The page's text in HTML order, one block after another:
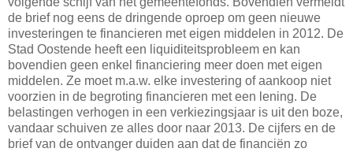
de brief nog eens de dringende oproep om geen nieuwe
investeringen te financieren met eigen middelen in 2012. De
Stad Oostende heeft een liquiditeitsprobleem en kan
bovendien geen enkel financiering meer doen met eigen
middelen. Ze moet m.a.w. elke investering of aankoop niet
voorzien in de begroting financieren met een lening. De
belastingen verhogen in een verkiezingsjaar is uit den boze,
vandaar schuiven ze alles door naar 2013. De cijfers en de
brief van de ontvanger duiden aan dat de financiën zo